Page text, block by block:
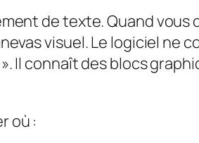
de texte. Quand vous
visuel. Le logiciel ne
Il connaît des blocs
où :